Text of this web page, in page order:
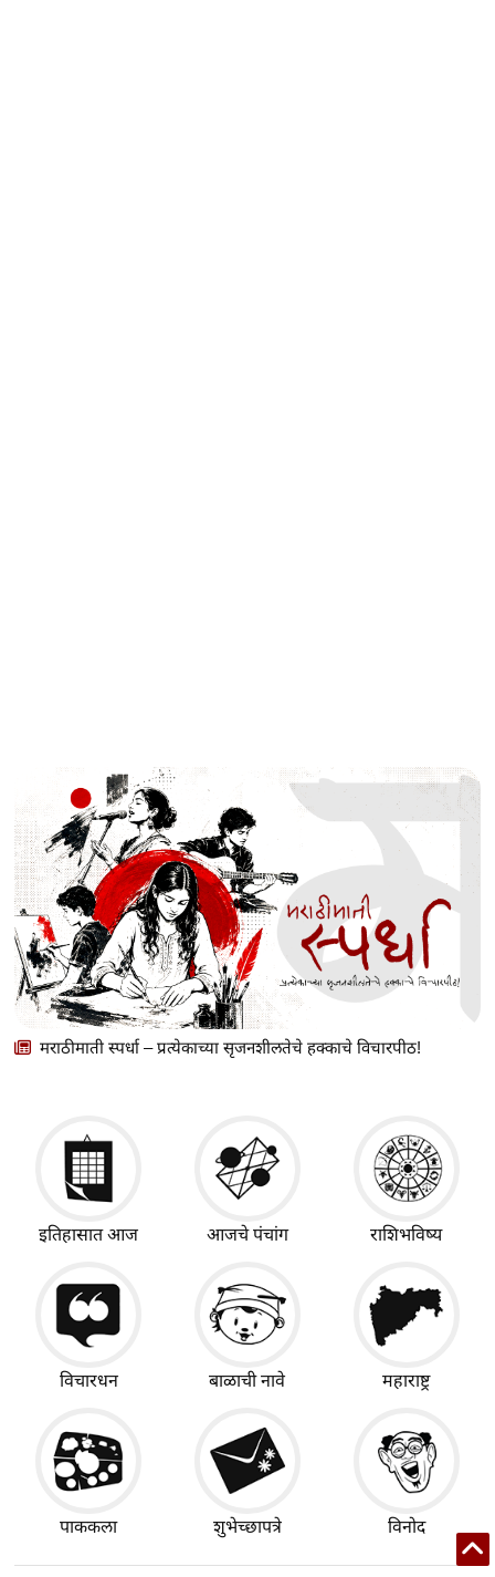
मराठीमाती स्पर्धा – प्रत्येकाच्या सृजनशीलतेचे हक्काचे विचारपीठ!
इतिहासात आज आजचे पंचांग राशिभविष्य
विचारधन बाळाची नावे महाराष्ट्र
पाककला शुभेच्छापत्रे विनोद